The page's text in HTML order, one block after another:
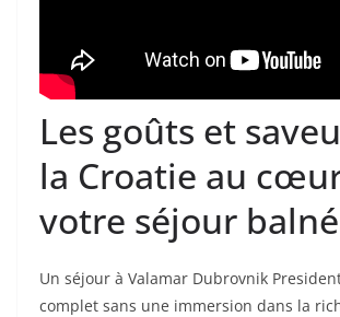
Les goûts et
la Croatie au
votre séjour
Un séjour à Valamar Dubrovnik
complet sans une immersion dans la